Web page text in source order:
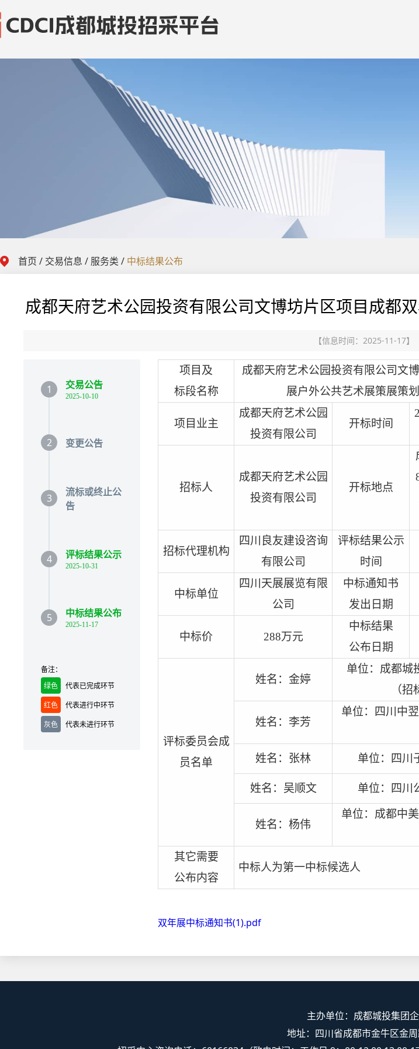
首页 / 交易信息 / 服务类 / 中标结果公布
成都天府艺术公园投资有限公司文博坊片区项目成都
【信息时间：2025-11-17】
1 交易公告
2025-10-10
2 变更公告
3
流标或终止公
告
4 评标结果公示
2025-10-31
5 中标结果公布
2025-11-17
备注：
绿色
代表已完成环节
红色
代表进行中环节
灰色
代表未进行环节
项目及
标段名称
成都天府艺术公园投资有限公司文
展户外公共艺术展策展策
项目业主
成都天府艺术公园
投资有限公司
开标时间
招标人
成都天府艺术公园
投资有限公司
开标地点
招标代理机构
四川良友建设咨询
有限公司
评标结果公示
时间
中标单位
四川天展展览有限
公司
中标通知书
发出日期
中标价 288万元
中标结果
公布 日期
评标委员会成
员名单
姓名： 金婷
单位：成都城
（招
姓名：李芳
单位：四川中
姓名：张林 单位：四川
姓名：吴顺文 单位：四川
姓名：杨伟
单位：成都中
其它需要
公布内容
中标人为第一中标候选人
双年展中标通知书(1).pdf
主办单位：成都城投集
地址：四川省成都市金牛区金